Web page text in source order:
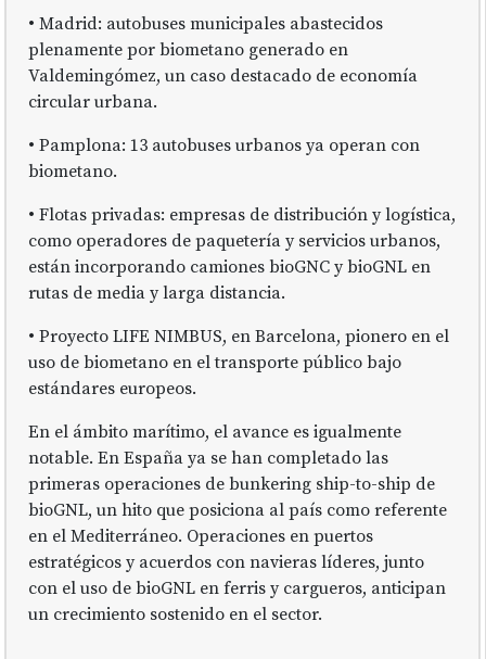
• Madrid: autobuses municipales abastecidos
plenamente por biometano generado en
Valdemingómez, un caso destacado de economía
circular urbana.
• Pamplona: 13 autobuses urbanos ya operan con
biometano.
• Flotas privadas: empresas de distribución y logística,
como operadores de paquetería y servicios urbanos,
están incorporando camiones bioGNC y bioGNL en
rutas de media y larga distancia.
• Proyecto LIFE NIMBUS, en Barcelona, pionero en el
uso de biometano en el transporte público bajo
estándares europeos.
En el ámbito marítimo, el avance es igualmente
notable. En España ya se han completado las
primeras operaciones de bunkering ship-to-ship de
bioGNL, un hito que posiciona al país como referente
en el Mediterráneo. Operaciones en puertos
estratégicos y acuerdos con navieras líderes, junto
con el uso de bioGNL en ferris y cargueros, anticipan
un crecimiento sostenido en el sector.